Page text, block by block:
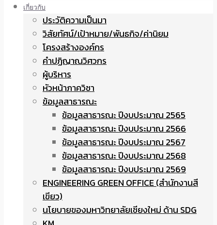
เกี่ยวกับ
ประวัติความเป็นมา
วิสัยทัศน์/เป้าหมาย/พันธกิจ/ค่านิยม
โครงสร้างองค์กร
คำปฏิญาณวิศวกร
ผู้บริหาร
หัวหน้าภาควิชา
ข้อมูลสาธารณะ
ข้อมูลสาธารณะ ปีงบประมาณ 2565
ข้อมูลสาธารณะ ปีงบประมาณ 2566
ข้อมูลสาธารณะ ปีงบประมาณ 2567
ข้อมูลสาธารณะ ปีงบประมาณ 2568
ข้อมูลสาธารณะ ปีงบประมาณ 2569
ENGINEERING GREEN OFFICE (สำนักงานสี
เขียว)
นโยบายของมหาวิทยาลัยเชียงใหม่ ด้าน SDG